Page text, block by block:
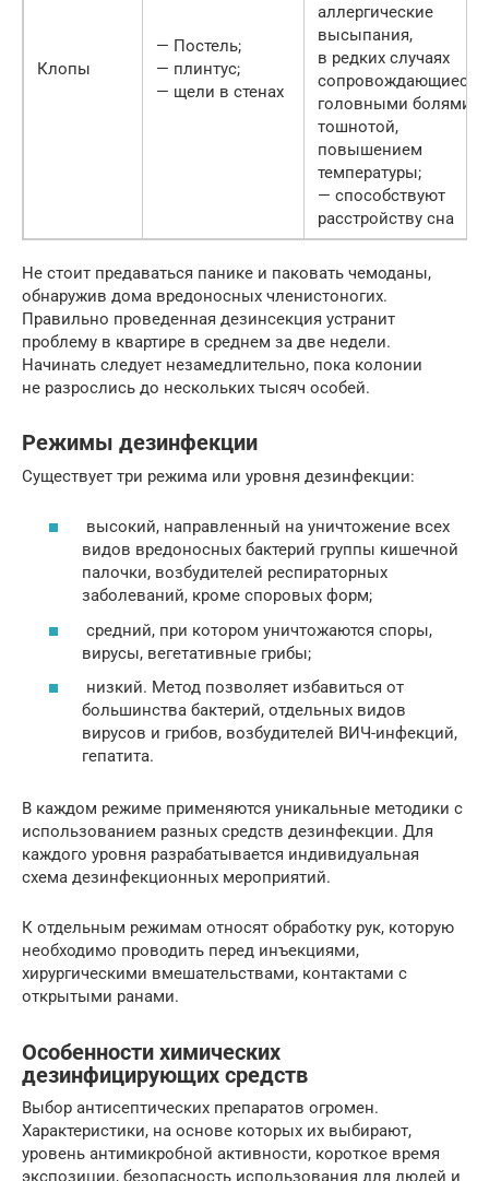
Клопы
— Постель;
— плинтус;
— щели в стенах
аллергические
высыпания,
в редких случаях
сопровождающиеся
головными болями,
тошнотой,
повышением
температуры;
— способствуют
расстройству сна
Не стоит предаваться панике и паковать чемоданы,
обнаружив дома вредоносных членистоногих.
Правильно проведенная дезинсекция устранит
проблему в квартире в среднем за две недели.
Начинать следует незамедлительно, пока колонии
не разрослись до нескольких тысяч особей.
Режимы дезинфекции
Существует три режима или уровня дезинфекции:
высокий, направленный на уничтожение всех
видов вредоносных бактерий группы кишечной
палочки, возбудителей респираторных
заболеваний, кроме споровых форм;
средний, при котором уничтожаются споры,
вирусы, вегетативные грибы;
низкий. Метод позволяет избавиться от
большинства бактерий, отдельных видов
вирусов и грибов, возбудителей ВИЧ-инфекций,
гепатита.
В каждом режиме применяются уникальные методики с
использованием разных средств дезинфекции. Для
каждого уровня разрабатывается индивидуальная
схема дезинфекционных мероприятий.
К отдельным режимам относят обработку рук, которую
необходимо проводить перед инъекциями,
хирургическими вмешательствами, контактами с
открытыми ранами.
Особенности химических
дезинфицирующих средств
Выбор антисептических препаратов огромен.
Характеристики, на основе которых их выбирают,
уровень антимикробной активности, короткое время
экспозиции, безопасность использования для людей и